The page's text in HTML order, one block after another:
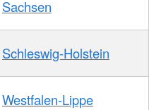
Sachsen
Schleswig-Holstein
Westfalen-Lippe